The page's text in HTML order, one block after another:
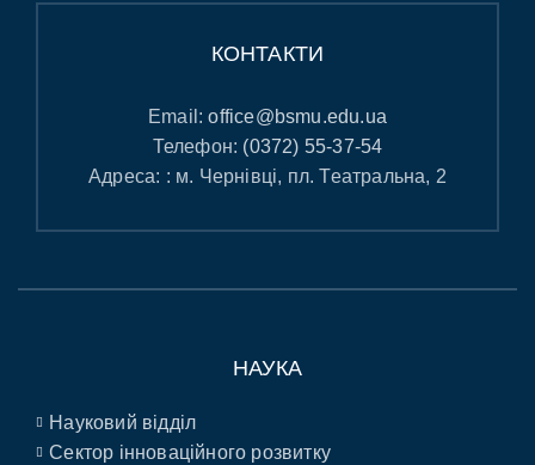
КОНТАКТИ
Email:office@bsmu.edu.ua
Телефон: (0372) 55-37-54
Адреса: : м. Чернівці, пл. Театральна, 2
НАУКА
Науковий відділ
Сектор інноваційного розвитку